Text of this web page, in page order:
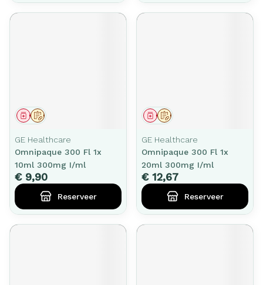
Op voorschrift
Geneesmiddel
GE Healthcare
Omnipaque 300 Fl 1x
10ml 300mg I/ml
€ 9,90
Reserveer
Op voorschrift
Geneesmiddel
GE Healthcare
Omnipaque 300 Fl 1x
20ml 300mg I/ml
€ 12,67
Reserveer